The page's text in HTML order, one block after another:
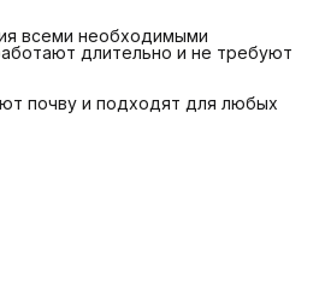
всеми необходимыми
длительно и не требуют
почву и подходят для любых